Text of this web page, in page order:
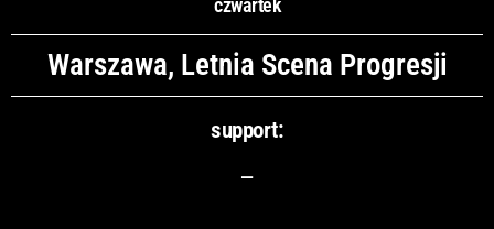
Warszawa, Letnia Scena Progresji
support:
–